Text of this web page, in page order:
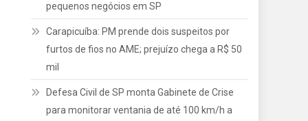
pequenos negócios em SP
Carapicuíba: PM prende dois suspeitos por
furtos de fios no AME; prejuízo chega a R$ 50
mil
Defesa Civil de SP monta Gabinete de Crise
para monitorar ventania de até 100 km/h a